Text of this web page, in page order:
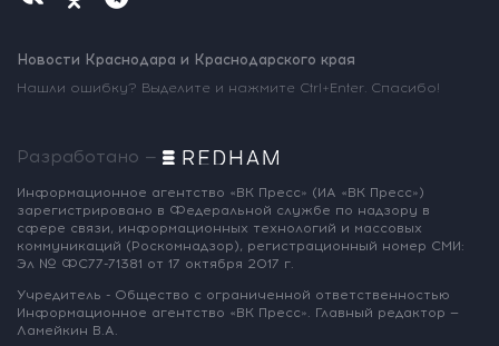
Новости Краснодара и Краснодарского края
Нашли ошибку? Выделите и нажмите Ctrl+Enter. Спасибо!
Разработано —
Информационное агентство «ВК Пресс» (ИА «ВК Пресс»)
зарегистрировано в Федеральной службе по надзору в
сфере связи, информационных технологий и массовых
коммуникаций (Роскомнадзор), регистрационный номер СМИ:
Эл № ФС77-71381 от 17 октября 2017 г.
Учредитель - Общество с ограниченной ответственностью
Информационное агентство «ВК Пресс». Главный редактор —
Ламейкин В.А.